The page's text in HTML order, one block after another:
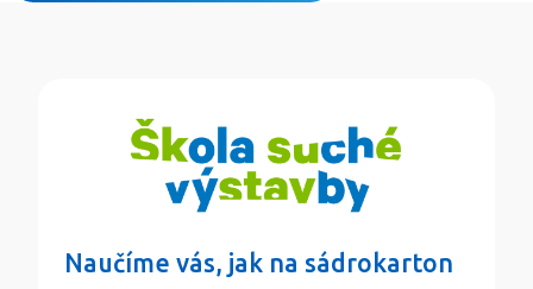
Naučíme vás, jak na sádrokarton